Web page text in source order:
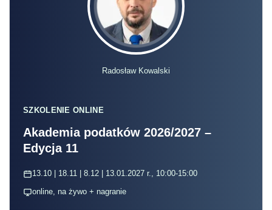
Radosław Kowalski
SZKOLENIE ONLINE
Akademia podatków 2026/2027 –
Edycja 11
13.10 | 18.11 | 8.12 | 13.01.2027 r., 10:00-15:00
online, na żywo + nagranie